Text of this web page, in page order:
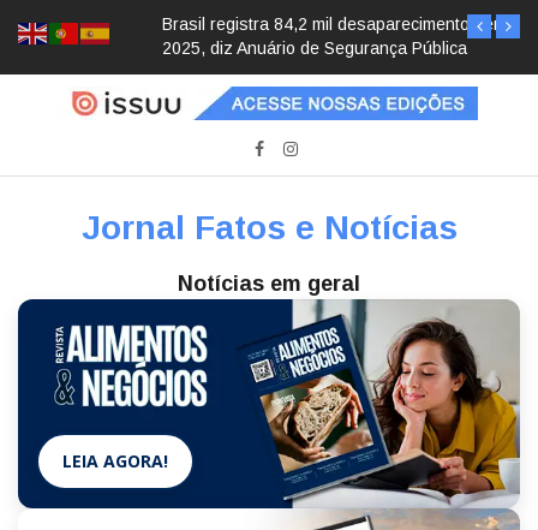
Brasil registra 84,2 mil desaparecimentos em
2025, diz Anuário de Segurança Pública
Jornal Fatos e Notícias
Notícias em geral
LEIA AGORA!